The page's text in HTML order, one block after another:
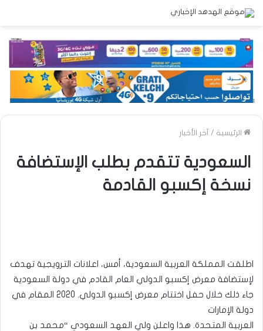
الرئيسية / آخر الأخبار
السعودية تتقدم بطلب الإستضافة
نسخة إكسبو القادمة
اطلقت المملكة العربية السعودية، أمس، اعلانات الترويجية تهدف
لإستضافة معرض إكسبو الدولي العام القادم في دولة السعودية
جاء ذلك خلال حفل اختتام معرض إكسبو الدولي. 2020 المقام في
دولة الإمارات
العربية المتحدة. هذا واعلن ولي العهد السعودي “محمد بن